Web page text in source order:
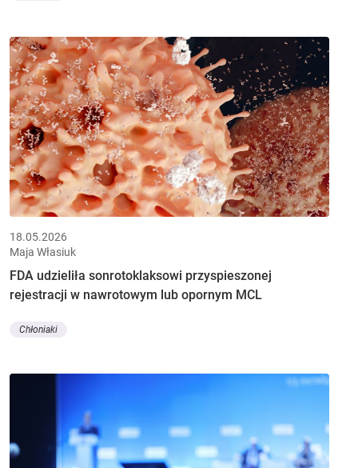
18.05.2026
Maja Własiuk
FDA udzieliła sonrotoklaksowi przyspieszonej
rejestracji w nawrotowym lub opornym MCL
Chłoniaki